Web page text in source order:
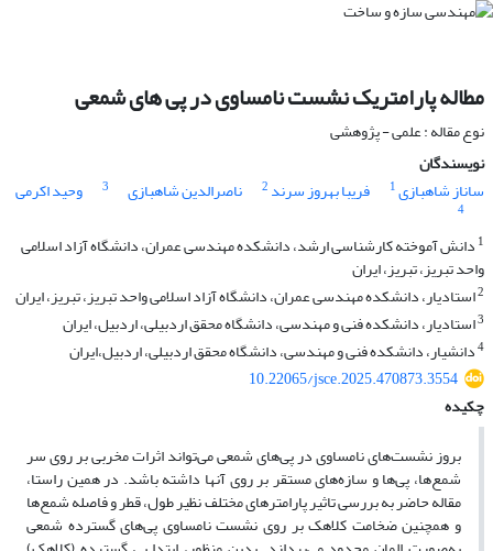
مطاله پارامتریک نشست نامساوی در پی های شمعی
نوع مقاله : علمی - پژوهشی
نویسندگان
ساناز شاهبازی1 فریبا بهروز سرند 2 ناصرالدین شاهبازی 3 وحید اکرمی
4
1 دانش آموخته کارشناسی ارشد، دانشکده مهندسی عمران، دانشگاه آزاد اسلامی
واحد تبریز، تبریز، ایران
2استادیار، دانشکده مهندسی عمران، دانشگاه آزاد اسلامی واحد تبریز، تبریز، ایران
3استادیار، دانشکده فنی و مهندسی، دانشگاه محقق اردبیلی، اردبیل، ایران
4دانشیار، دانشکده فنی و مهندسی، دانشگاه محقق اردبیلی، اردبیل،ایران
10.22065/jsce.2025.470873.3554
چکیده
بروز نشست‌های نامساوی در پی‌های شمعی می‌تواند اثرات مخربی بر روی سر
شمع‌ها، پی‌ها و سازه‌های مستقر بر روی آنها داشته باشد. در همین راستا،
مقاله حاضر به بررسی تاثیر پارامترهای مختلف نظیر طول، قطر و فاصله شمع‌ها
و همچنین ضخامت کلاهک بر روی نشست نامساوی پی‌های گسترده شمعی